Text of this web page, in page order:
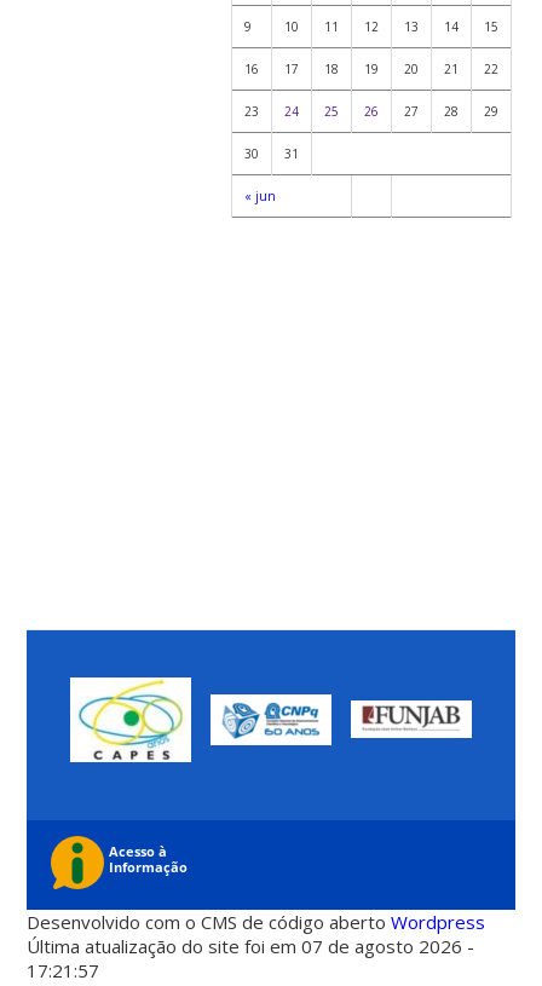
« jun
9 10 11 12 13 14 15
16 17 18 19 20 21 22
23 24 25 26 27 28 29
30 31
Desenvolvido com o CMS de código abertoWordpress
Última atualização do site foi em 07 de agosto 2026 -
17:21:57